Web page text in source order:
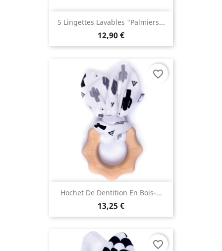
5 Lingettes Lavables "Palmiers...
12,90 €
Hochet De Dentition En Bois-...
13,25 €
favorite_border
favorite_border